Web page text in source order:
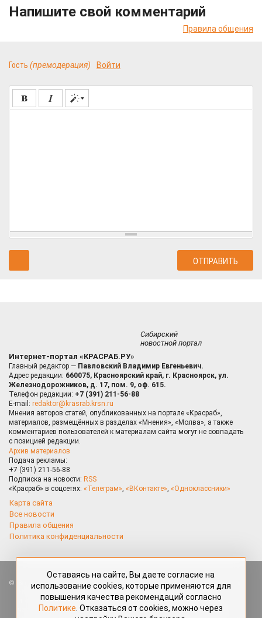
Напишите свой комментарий
Правила общения
Гость (премодерация) Войти
Сибирский
новостной портал
Интернет-портал «КРАСРАБ.РУ»
Главный редактор — Павловский Владимир Евгеньевич.
Адрес редакции: 660075, Красноярский край, г. Красноярск, ул.
Железнодорожников, д. 17, пом. 9, оф. 615.
Телефон редакции: +7 (391) 211-56-88
E-mail: redaktor@krasrab.krsn.ru
Мнения авторов статей, опубликованных на портале «Красраб»,
материалов, размещённых в разделах «Мнения», «Молва», а также
комментариев пользователей к материалам сайта могут не совпадать
с позицией редакции.
Архив материалов
Подача рекламы:
+7 (391) 211-56-88
Подписка на новости: RSS
«Красраб» в соцсетях: «Телеграм», «ВКонтакте», «Одноклассники»
Карта сайта
Все новости
Правила общения
Политика конфиденциальности
Все права защищены. Любые материалы, размещённые на портале
«Красраб.ру» сотрудниками редакции, нештатными авторами
и читателями, являются объектами авторского права. Полное или
частичное использование материалов, размещённых на портале
Оставаясь на сайте, Вы даете согласие на
использование cookies, которые применяются для
повышения качества рекомендаций согласно
Политике . Отказаться от cookies, можно через